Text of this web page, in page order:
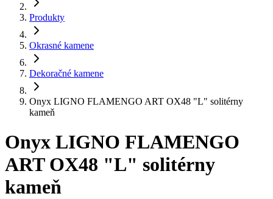
Produkty
Okrasné kamene
Dekoračné kamene
Onyx LIGNO FLAMENGO ART OX48 "L" solitérny
kameň
Onyx LIGNO FLAMENGO
ART OX48 "L" solitérny
kameň